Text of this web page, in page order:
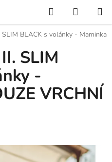
Hledat
KOŠÍK
SLIM BLACK s volánky - Maminka
SLIM
-
VRCHNÍ